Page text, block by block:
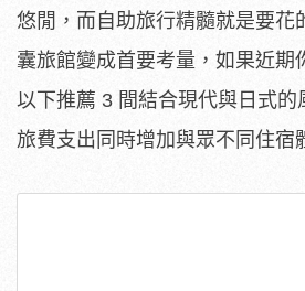
悠閒，而自助旅行精髓就是要花
囊旅館變成首要考量，如果近期
以下推薦 3 間結合現代與日式的
旅費支出同時增加與眾不同住宿